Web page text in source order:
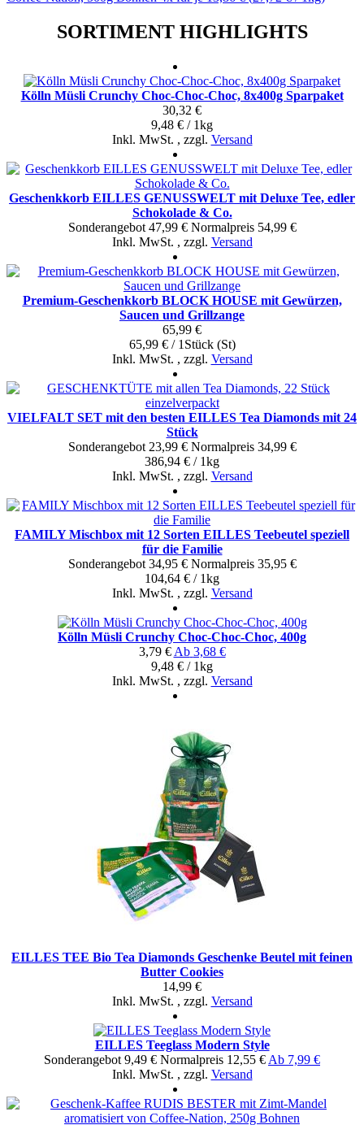
SORTIMENT HIGHLIGHTS
Kölln Müsli Crunchy Choc-Choc-Choc, 8x400g Sparpaket
30,32 €
9,48 € / 1kg
Inkl. MwSt. , zzgl. Versand
Geschenkkorb EILLES GENUSSWELT mit Deluxe Tee, edler
Schokolade & Co.
Sonderangebot 47,99 € Normal­preis 54,99 €
Inkl. MwSt. , zzgl. Versand
Premium-Geschenkkorb BLOCK HOUSE mit Gewürzen,
Saucen und Grillzange
65,99 €
65,99 € / 1Stück (St)
Inkl. MwSt. , zzgl. Versand
VIELFALT SET mit den besten EILLES Tea Diamonds mit 24
Stück
Sonderangebot 23,99 € Normal­preis 34,99 €
386,94 € / 1kg
Inkl. MwSt. , zzgl. Versand
FAMILY Mischbox mit 12 Sorten EILLES Teebeutel speziell
für die Familie
Sonderangebot 34,95 € Normal­preis 35,95 €
104,64 € / 1kg
Inkl. MwSt. , zzgl. Versand
Kölln Müsli Crunchy Choc-Choc-Choc, 400g
3,79 € Ab 3,68 €
9,48 € / 1kg
Inkl. MwSt. , zzgl. Versand
EILLES TEE Bio Tea Diamonds Geschenke Beutel mit feinen
Butter Cookies
14,99 €
Inkl. MwSt. , zzgl. Versand
EILLES Teeglass Modern Style
Sonderangebot 9,49 € Normal­preis 12,55 € Ab 7,99 €
Inkl. MwSt. , zzgl. Versand